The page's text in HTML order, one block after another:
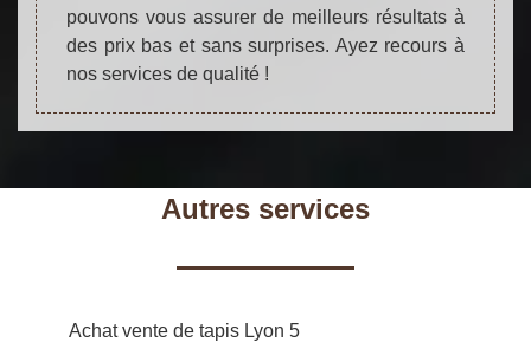
pouvons vous assurer de meilleurs résultats à
des prix bas et sans surprises. Ayez recours à
nos services de qualité !
Autres services
Achat vente de tapis Lyon 5